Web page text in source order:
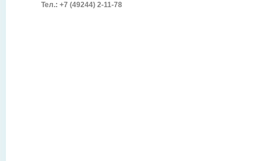
Тел.: +7 (49244) 2-11-78